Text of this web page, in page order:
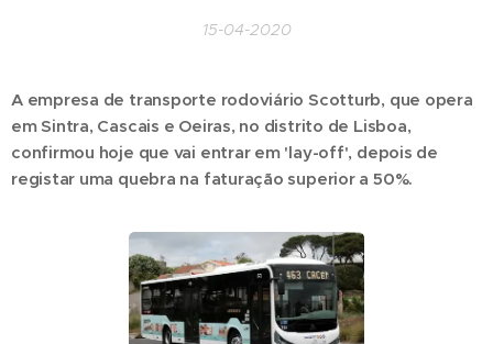
15-04-2020
A empresa de transporte rodoviário Scotturb, que opera
em Sintra, Cascais e Oeiras, no distrito de Lisboa,
confirmou hoje que vai entrar em 'lay-off', depois de
registar uma quebra na faturação superior a 50%.